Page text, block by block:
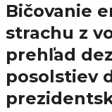
Bičovanie
strachu z
prehľad
posolstiev